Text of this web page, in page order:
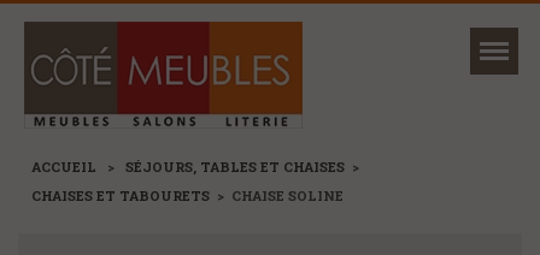
Mon magasin
ACCUEIL > SÉJOURS, TABLES ET CHAISES >
CHAISES ET TABOURETS > CHAISE SOLINE